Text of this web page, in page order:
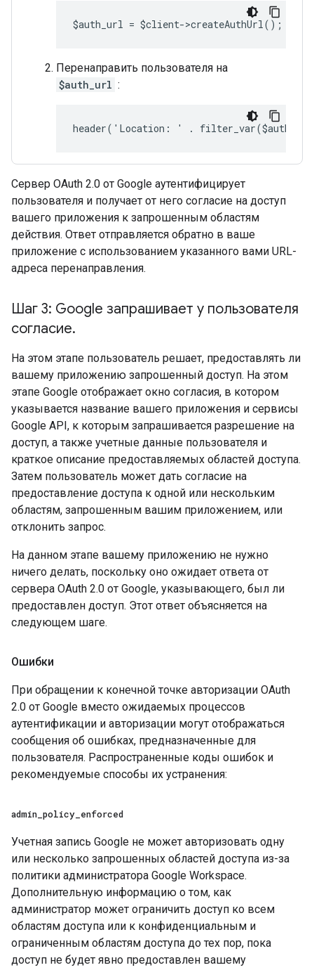
$auth_url = $client->createAuthUrl();
Перенаправить пользователя на
$auth_url :
header('Location: ' . filter_var($auth_url,
Сервер OAuth 2.0 от Google аутентифицирует
пользователя и получает от него согласие на доступ
вашего приложения к запрошенным областям
действия. Ответ отправляется обратно в ваше
приложение с использованием указанного вами URL-
адреса перенаправления.
Шаг 3: Google запрашивает у пользователя
согласие.
На этом этапе пользователь решает, предоставлять ли
вашему приложению запрошенный доступ. На этом
этапе Google отображает окно согласия, в котором
указывается название вашего приложения и сервисы
Google API, к которым запрашивается разрешение на
доступ, а также учетные данные пользователя и
краткое описание предоставляемых областей доступа.
Затем пользователь может дать согласие на
предоставление доступа к одной или нескольким
областям, запрошенным вашим приложением, или
отклонить запрос.
На данном этапе вашему приложению не нужно
ничего делать, поскольку оно ожидает ответа от
сервера OAuth 2.0 от Google, указывающего, был ли
предоставлен доступ. Этот ответ объясняется на
следующем шаге.
Ошибки
При обращении к конечной точке авторизации OAuth
2.0 от Google вместо ожидаемых процессов
аутентификации и авторизации могут отображаться
сообщения об ошибках, предназначенные для
пользователя. Распространенные коды ошибок и
рекомендуемые способы их устранения:
admin policy enforced
Учетная запись Google не может авторизовать одну
или несколько запрошенных областей доступа из-за
политики администратора Google Workspace.
Дополнительную информацию о том, как
администратор может ограничить доступ ко всем
областям доступа или к конфиденциальным и
ограниченным областям доступа до тех пор, пока
доступ не будет явно предоставлен вашему